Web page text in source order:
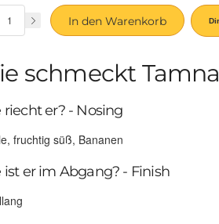
In den Warenkorb
schmeckt
riecht er? - Nosing
fruchtig süß, Bananen
ist er im Abgang? - Finish